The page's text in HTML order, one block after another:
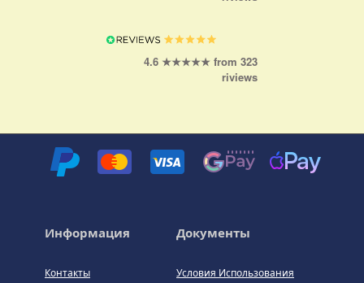
4.6 ★★★★★ from 323
riviews
Информация
Контакты
Документы
Условия Использования